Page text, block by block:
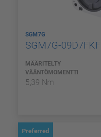
SGM7G
SGM7G-09D7FKF
MÄÄRITELTY
VÄÄNTÖMOMENTTI
5,39 Nm
Preferred